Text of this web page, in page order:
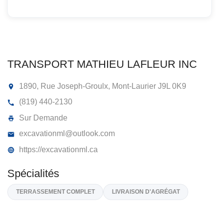
TRANSPORT MATHIEU LAFLEUR INC
1890, Rue Joseph-Groulx, Mont-LaurierJ9L 0K9